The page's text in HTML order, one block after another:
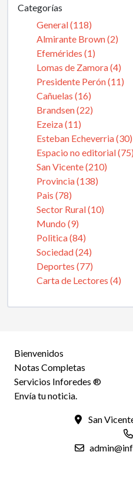
Categorías
General (118)
Almirante Brown (2)
Efemérides (1)
Lomas de Zamora (4)
Presidente Perón (11)
Cañuelas (16)
Brandsen (22)
Ezeiza (11)
Esteban Echeverria (30)
Espacio no editorial (75)
San Vicente (210)
Provincia (138)
Pais (78)
Sector Rural (10)
Mundo (9)
Politica (84)
Sociedad (24)
Deportes (77)
Carta de Lectores (4)
Bienvenidos
Notas Completas
Servicios Inforedes ®
Envía tu noticia.
San